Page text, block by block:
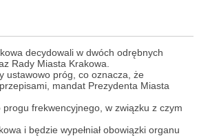
decydowali w dwóch odrębnych
Rady Miasta Krakowa.
ustawowo próg, co oznacza, że
mandat Prezydenta Miasta
progu frekwencyjnego, w związku z czym
i będzie wypełniał obowiązki organu